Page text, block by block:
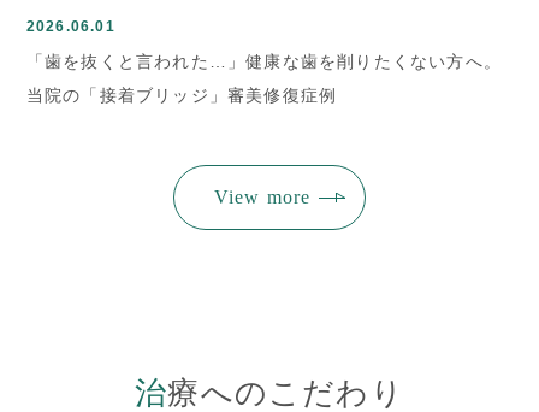
2026.06.01
「歯を抜くと言われた…」健康な歯を削りたくない方へ。
当院の「接着ブリッジ」審美修復症例
View more
治療へのこだわり